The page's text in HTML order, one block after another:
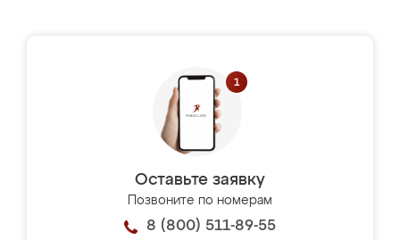
Оставьте заявку
Позвоните по номерам
8 (800) 511-89-55